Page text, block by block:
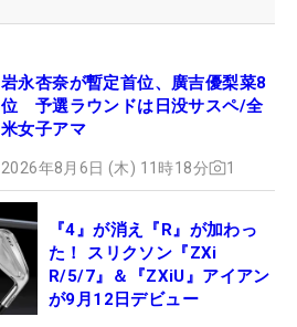
岩永杏奈が暫定首位、廣吉優梨菜8
位 予選ラウンドは日没サスペ/全
米女子アマ
2026年8月6日 (木) 11時18分 1
『4』が消え『R』が加わっ
た！ スリクソン『ZXi
R/5/7』＆『ZXiU』アイアン
が9月12日デビュー